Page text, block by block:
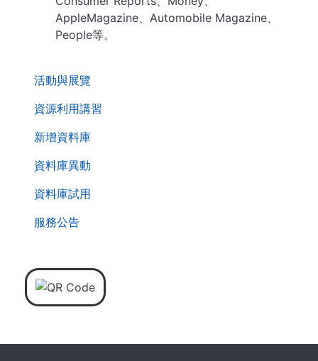
活動與展覽
資源利用講習
新增資料庫
資料庫異動
資料庫試用
服務公告
AppleMagazine、Automobile Magazine、
People等。